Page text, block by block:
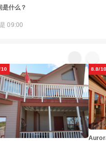
什么？
09:00
8.8/10